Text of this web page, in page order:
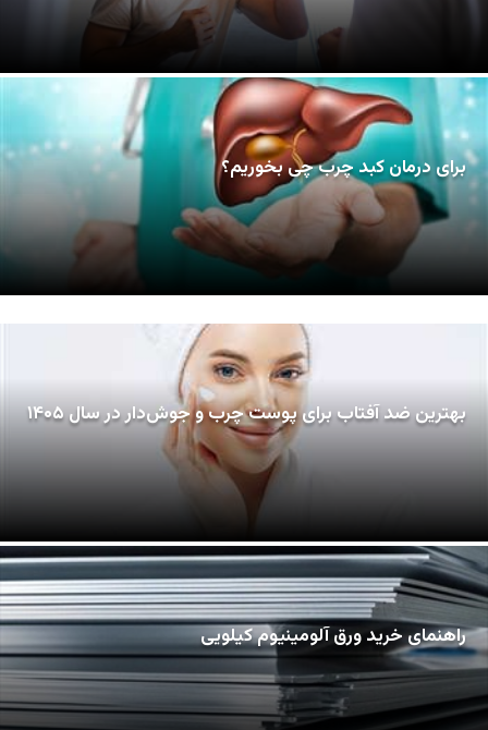
برای درمان کبد چرب چی بخوریم؟
بهترین ضد آفتاب برای پوست چرب و جوش‌دار در سال ۱۴۰۵
راهنمای خرید ورق آلومینیوم کیلویی